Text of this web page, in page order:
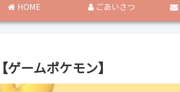
HOME ごあいさつ
ームポケモン】